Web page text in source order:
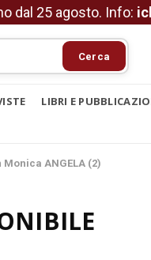
dal 25 agosto. Info:
Cerca
LIBRI E
ANGELA (2)